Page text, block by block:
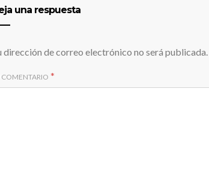
una respuesta
dirección de correo electrónico no será publicada.
COMENTARIO *